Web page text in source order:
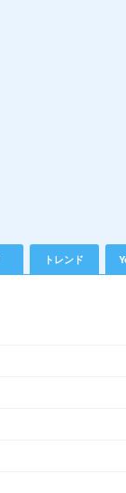
トレンド